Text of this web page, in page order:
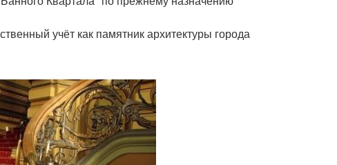
учёт как памятник архитектуры города